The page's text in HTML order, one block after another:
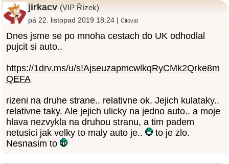
jirkacv (VIP Řízek)
pá 22. listopad 2019 18:24 |Citovat
Dnes jsme se po mnoha cestach do UK odhodlal
pujcit si auto..
https://1drv.ms/u/s!AjseuzapmcwlkqRyCMk2Qrke8m
QEFA
rizeni na druhe strane.. relativne ok. Jejich kulataky..
relativne taky. Ale jejich ulicky na jedno auto.. a moje
hlava nezvykla na druhou stranu, a tim padem
netusici jak velky to maly auto je..
to je zlo.
Nesnasim to